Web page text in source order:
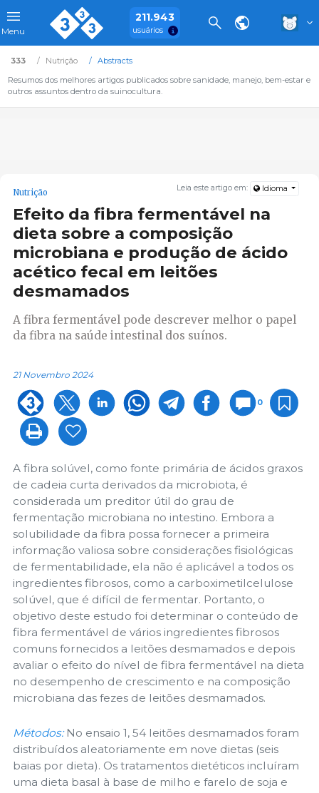
Menu
211.943
usuários
333 Nutrição
Abstracts
Resumos dos melhores artigos publicados sobre sanidade, manejo, bem-estar e
outros assuntos dentro da suinocultura.
Leia este artigo em: Idioma
Nutrição
Efeito da fibra fermentável na
dieta sobre a composição
microbiana e produção de ácido
acético fecal em leitões
desmamados
A fibra fermentável pode descrever melhor o papel
da fibra na saúde intestinal dos suínos.
21 Novembro 2024
0
A fibra solúvel, como fonte primária de ácidos graxos
de cadeia curta derivados da microbiota, é
considerada um preditor útil do grau de
fermentação microbiana no intestino. Embora a
solubilidade da fibra possa fornecer a primeira
informação valiosa sobre considerações fisiológicas
de fermentabilidade, ela não é aplicável a todos os
ingredientes fibrosos, como a carboximetilcelulose
solúvel, que é difícil de fermentar. Portanto, o
objetivo deste estudo foi determinar o conteúdo de
fibra fermentável de vários ingredientes fibrosos
comuns fornecidos a leitões desmamados e depois
avaliar o efeito do nível de fibra fermentável na dieta
no desempenho de crescimento e na composição
microbiana das fezes de leitões desmamados.
Métodos:No ensaio 1, 54 leitões desmamados foram
distribuídos aleatoriamente em nove dietas (seis
baias por dieta). Os tratamentos dietéticos incluíram
uma dieta basal à base de milho e farelo de soja e